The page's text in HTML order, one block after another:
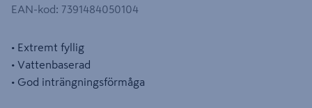
EAN-kod: 7391484050104
• Extremt fyllig
• Vattenbaserad
• God inträngningsförmåga